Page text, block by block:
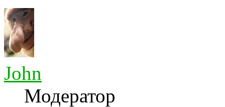
John
Модератор